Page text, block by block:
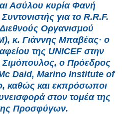
Ασύλου κυρία Φανή
για το R.R.F.
Οργανισμού
κ. Γιάννης Μπαβέας· ο
της UNICEF στην
ο Πρόεδρος
Daid, Marino Institute of
καθώς και εκπρόσωποι
στον τομέα της
Προσφύγων.